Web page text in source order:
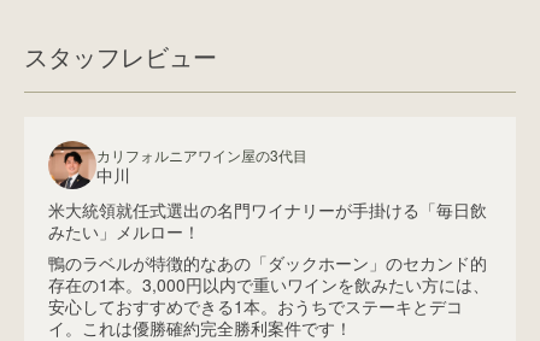
スタッフレビュー
カリフォルニアワイン屋の3代目
中川
米大統領就任式選出の名門ワイナリーが手掛ける「毎日飲
みたい」メルロー！
鴨のラベルが特徴的なあの「ダックホーン」のセカンド的
存在の1本。3,000円以内で重いワインを飲みたい方には、
安心しておすすめできる1本。おうちでステーキとデコ
イ。これは優勝確約完全勝利案件です！